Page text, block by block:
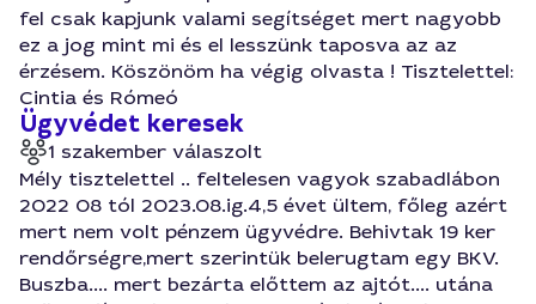
fel csak kapjunk valami segítséget mert nagyobb
ez a jog mint mi és el lesszünk taposva az az
érzésem. Köszönöm ha végig olvasta ! Tisztelettel:
Cintia és Rómeó
Ügyvédet keresek
1 szakember válaszolt
Mély tisztelettel .. feltelesen vagyok szabadlábon
2022 08 tól 2023.08.ig.4,5 évet ültem, főleg azért
mert nem volt pénzem ügyvédre. Behivtak 19 ker
rendőrségre,mert szerintük belerugtam egy BKV.
Buszba.... mert bezárta előttem az ajtót.... utána